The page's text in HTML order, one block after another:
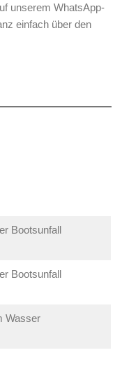
unserem WhatsApp-
einfach über den
Bootsunfall
Bootsunfall
Wasser